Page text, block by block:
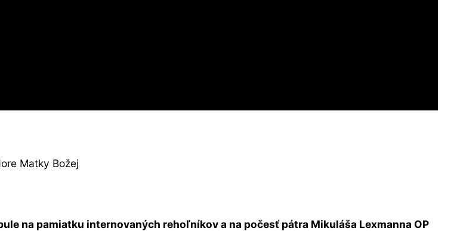
Matky Božej
na pamiatku internovaných rehoľníkov a na počesť pátra Mikuláša Lexmanna OP